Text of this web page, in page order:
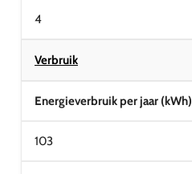
4
Verbruik
Energieverbruik per jaar (kWh)
103